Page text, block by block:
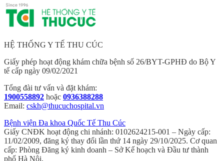
HỆ THỐNG Y TẾ THU CÚC
Giấy phép hoạt động khám chữa bệnh số 26/BYT-GPHĐ do Bộ Y
tế cấp ngày 09/02/2021
Tổng đài tư vấn và đặt khám:
1900558892 hoặc 0936388288
Email: cskh@thucuchospital.vn
Bệnh viện Đa khoa Quốc Tế Thu Cúc
Giấy CNĐK hoạt động chi nhánh: 0102624215-001 – Ngày cấp:
11/02/2009, đăng ký thay đổi lần thứ 14 ngày 29/10/2025. Cơ quan
cấp: Phòng Đăng ký kinh doanh – Sở Kế hoạch và Đầu tư thành
phố Hà Nội.